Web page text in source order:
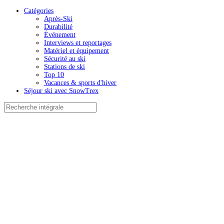
Catégories
Après-Ski
Durabilité
Événement
Interviews et reportages
Matériel et équipement
Sécurité au ski
Stations de ski
Top 10
Vacances & sports d'hiver
Séjour ski avec SnowTrex